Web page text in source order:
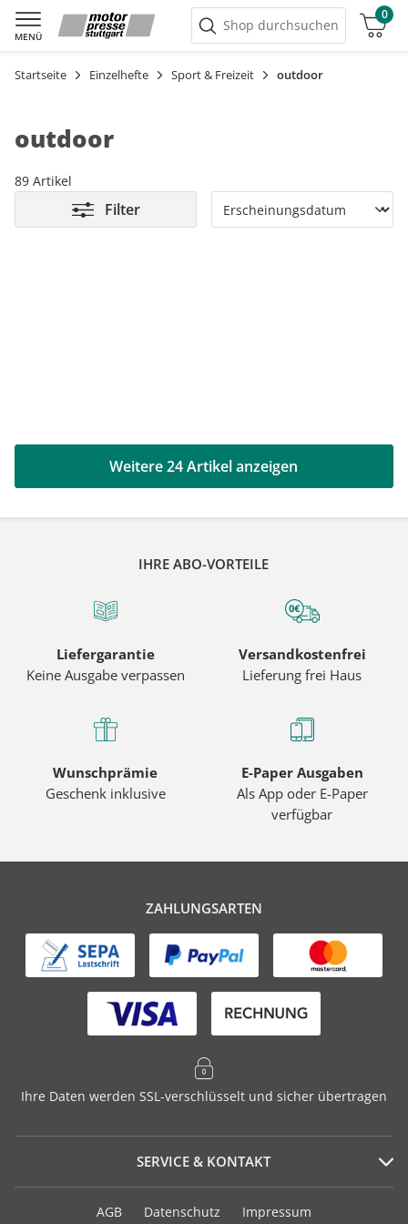
MENÜ
Shop durchsuchen
0
Warenkorb
Startseite Einzelhefte Sport & Freizeit outdoor
outdoor
89 Artikel
Filter
Weitere 24 Artikel anzeigen
IHRE ABO-VORTEILE
Liefergarantie
Keine Ausgabe verpassen
Versandkostenfrei
Lieferung frei Haus
Wunschprämie
Geschenk inklusive
E-Paper Ausgaben
Als App oder E-Paper
verfügbar
ZAHLUNGSARTEN
Ihre Daten werden SSL-verschlüsselt und sicher übertragen
SERVICE & KONTAKT
Serviceportal
AGB Datenschutz Impressum